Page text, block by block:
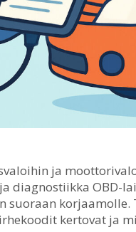
ja
diagnostiikka OBD-
suoraan
kertovat ja